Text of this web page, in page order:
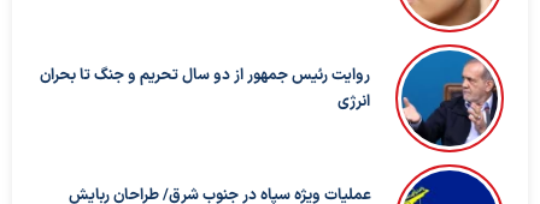
روایت رئیس جمهور از دو سال تحریم و جنگ تا بحران
انرژی
عملیات ویژه سپاه در جنوب شرق/ طراحان ربایش